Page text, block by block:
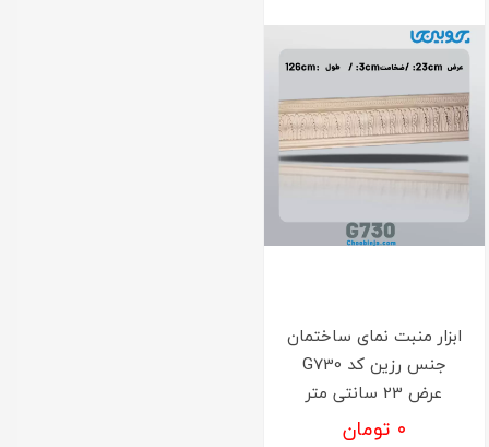
ابزار منبت نمای ساختمان
جنس رزین کد G730
عرض 23 سانتی متر
۰ تومان